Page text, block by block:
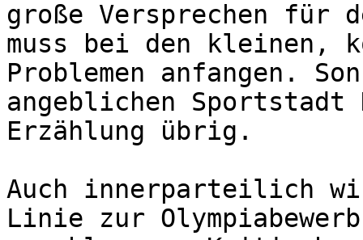
große Versprechen für
muss bei den kleinen,
Problemen anfangen.
angeblichen Sportstadt
Erzählung übrig.
Auch innerparteilich
Linie zur